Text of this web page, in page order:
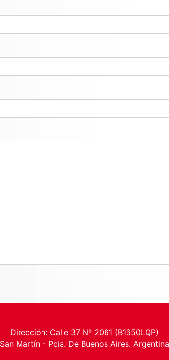
Dirección: Calle 37 Nº 2061 (B1650LQP)
San Martín - Pcia. De Buenos Aires. Argentina